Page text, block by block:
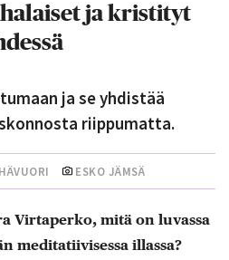
ja kristityt
ja se yhdistää
riippumatta.
ESKO JÄMSÄ
Virtaperko, mitä on luvassa
meditatiivisessa illassa?